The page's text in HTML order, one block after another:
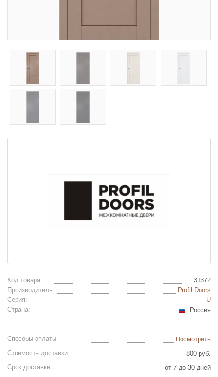
Код товара:
31372
Производитель:
Profil Doors
Серия:
U
Страна:
Россия
Способы оплаты
Посмотреть
Стоимость доставки
800 руб.
Срок доставки
от 7 до 30 дней